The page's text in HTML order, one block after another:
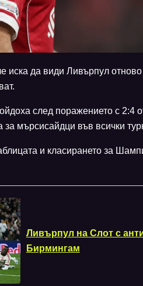
иска да види Ливърпул отново
след поражението с 2:4
за мърсисайдци във всички
и класирането за
Ливърпул на Слот с
Бирмингам